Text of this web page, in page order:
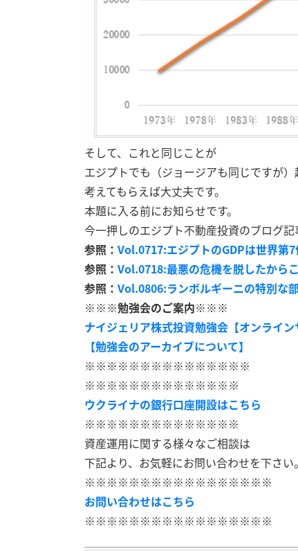
そして、これと同じことが
エジプトでも（ジョージアも同じですが）
考えてもらえば大丈夫です。
本題に入る前にお知らせです。
今一押しのエジプト不動産投資のブログ記
参照： Vol.0717:エジプトのGDPは世界第
参照： Vol.0718:最悪の危機を脱したから
参照： Vol.0806:ランボルギーニの特別な
※※※勉強会のご案内※※※
ナイジェリア株式投資勉強会【オンライン
【勉強会のアーカイブについて】
※※※※※※※※※※※※※※※
※※※※※※※※※※※※※※
ウクライナの銀行口座開設はこちら
※※※※※※※※※※※※※※
資産運用に関する様々なご相談は
下記より、お気軽にお問い合わせを下さい。
※※※※※※※※※※※※※※※※※
お問い合わせはこちら
※※※※※※※※※※※※※※※※※